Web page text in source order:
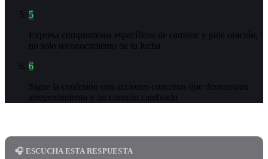
5
Expresa compromisos específicos de cambiar y pide oración,
no solo reconocimiento de tu lucha
6
Sigue la confesión con acciones concretas que demuestren
arrepentimiento y un corazón cambiado
🎧 ESCUCHA ESTA RESPUESTA